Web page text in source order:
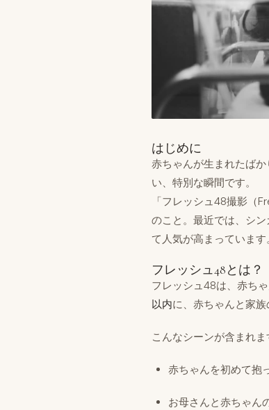
はじめに
赤ちゃんが生まれたば
い、特別な瞬間です。
「フレッシュ48撮影（
のこと。最近では、シ
て人気が高まっています。
フレッシュ48とは？
フレッシュ48は、赤ち
以内に、赤ちゃんと家族
こんなシーンが含まれま
赤ちゃんを初めて抱
お母さんと赤ちゃん